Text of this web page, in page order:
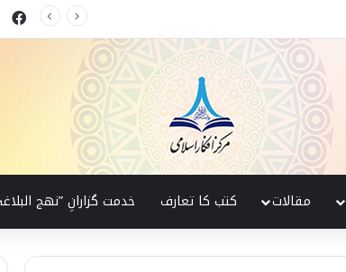
مقالات کتب کا تعارف خدمت گزارانِ ”نھج